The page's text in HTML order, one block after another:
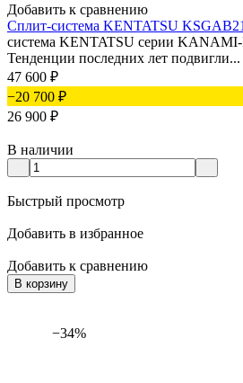
Добавить к сравнению
Сплит-система KENTATSU
система KENTATSU серии KANAMI-
Тенденции последних лет подвигли...
47 600 ₽
−20 700 ₽
26 900 ₽
В наличии
Быстрый просмотр
Добавить в избранное
Добавить к сравнению
В корзину
−34%